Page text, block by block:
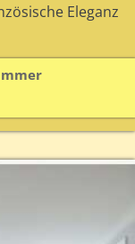
Eleganz